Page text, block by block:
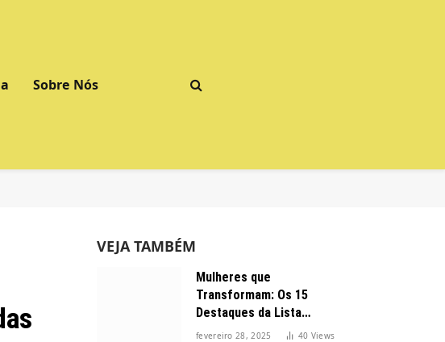
Sobre Nós
VEJA TAMBÉM
Mulheres que
Transformam: Os 15
Destaques da Lista
Forbes 2025 no Brasil
fevereiro 28, 2025 40 Views